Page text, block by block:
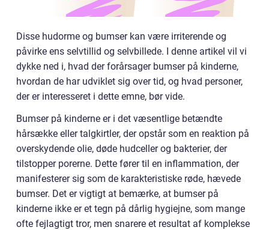
Disse hudorme og bumser kan være irriterende og
påvirke ens selvtillid og selvbillede. I denne artikel vil vi
dykke ned i, hvad der forårsager bumser på kinderne,
hvordan de har udviklet sig over tid, og hvad personer,
der er interesseret i dette emne, bør vide.
Bumser på kinderne er i det væsentlige betændte
hårsække eller talgkirtler, der opstår som en reaktion på
overskydende olie, døde hudceller og bakterier, der
tilstopper porerne. Dette fører til en inflammation, der
manifesterer sig som de karakteristiske røde, hævede
bumser. Det er vigtigt at bemærke, at bumser på
kinderne ikke er et tegn på dårlig hygiejne, som mange
ofte fejlagtigt tror, men snarere et resultat af komplekse